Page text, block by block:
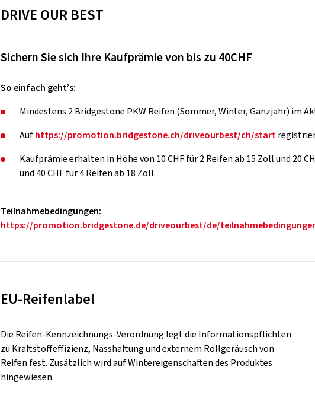
DRIVE OUR BEST
Sichern Sie sich Ihre Kaufprämie von bis zu 40CHF
So einfach geht’s:
Mindestens 2 Bridgestone PKW Reifen (Sommer, Winter, Ganzjahr) im
Aufhttps://promotion.bridgestone.ch/driveourbest/ch/start
Kaufprämie erhalten in Höhe von 10 CHF für 2 Reifen ab 15 Zoll und 20
und 40 CHF für 4 Reifen ab 18 Zoll.
Teilnahmebedingungen:
https://promotion.bridgestone.de/driveourbest/de/
EU-Reifenlabel
Die Reifen-Kennzeichnungs-Verordnung legt die Informationspflichten
zu Kraftstoffeffizienz, Nasshaftung und externem Rollgeräusch von
Reifen fest. Zusätzlich wird auf Wintereigenschaften des Produktes
hingewiesen.